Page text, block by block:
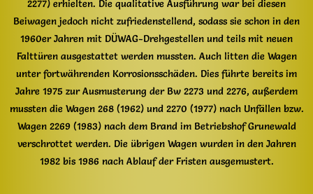
2277) erhielten. Die qualitative Ausführung war bei diesen
Beiwagen jedoch nicht zufriedenstellend, sodass sie schon in den
1960er Jahren mit DÜWAG-Drehgestellen und teils mit neuen
Falttüren ausgestattet werden mussten. Auch litten die Wagen
unter fortwährenden Korrosionsschäden. Dies führte bereits im
Jahre 1975 zur Ausmusterung der Bw 2273 und 2276, außerdem
mussten die Wagen 268 (1962) und 2270 (1977) nach Unfällen bzw.
Wagen 2269 (1983) nach dem Brand im Betriebshof Grunewald
verschrottet werden. Die übrigen Wagen wurden in den Jahren
1982 bis 1986 nach Ablauf der Fristen ausgemustert.